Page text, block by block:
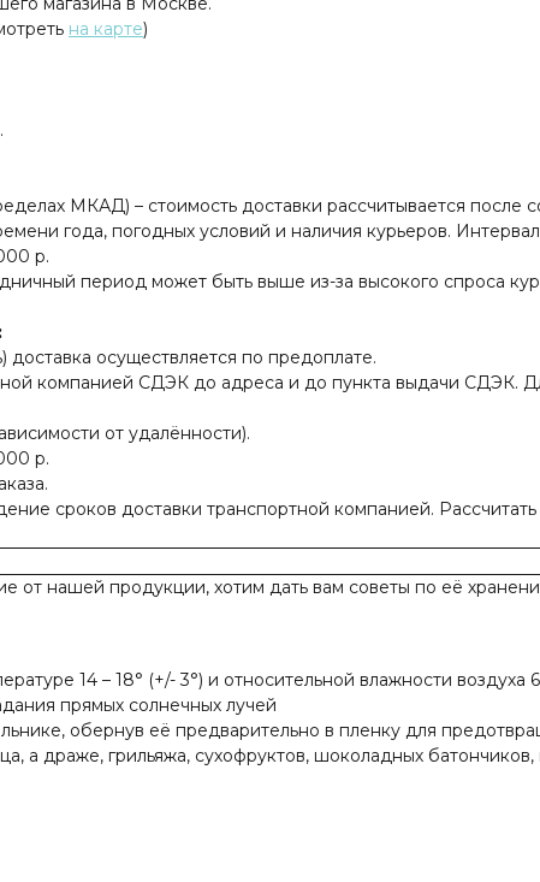
на карте)
МКАД) – стоимость доставки рассчитывается после
года, погодных условий и наличия курьеров.
р.
период может быть выше из-за высокого спроса
осуществляется по предоплате.
компанией СДЭК до адреса и до пункта выдачи СДЭК.
от удалённости).
р.
сроков доставки транспортной компанией.
от нашей продукции, хотим дать вам советы по её
14 – 18° (+/- 3°) и относительной влажности воздуха
прямых солнечных лучей
обернув её предварительно в пленку для
а драже, грильяжа, сухофруктов, шоколадных